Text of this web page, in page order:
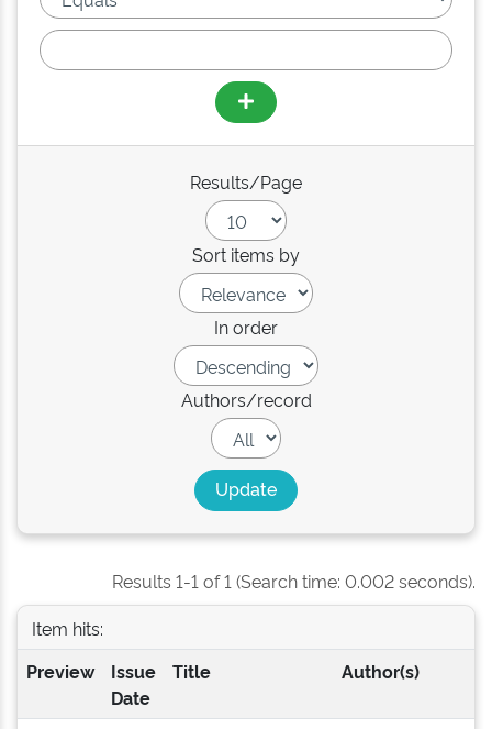
Results/Page
Sort items by
In order
Authors/record
Results 1-1 of 1 (Search time: 0.002 seconds).
Item hits:
Preview
Issue
Date
Title Author(s)